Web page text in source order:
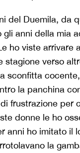
del Duemila, da
gli anni della mia
ho viste arrivare
stagione verso
sconfitta
la panchina
frustrazione per
donne le ho
anni ho imitato il
la